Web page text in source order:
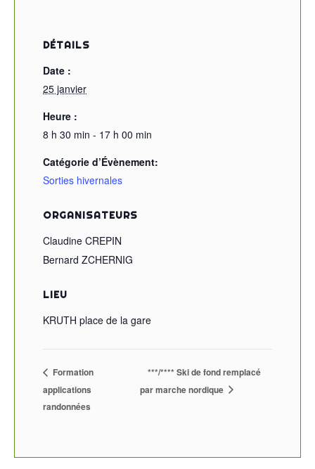
DÉTAILS
Date :
25 janvier
Heure :
8 h 30 min - 17 h 00 min
Catégorie d’Évènement:
Sorties hivernales
LIEU
KRUTH place de la gare
ORGANISATEURS
Claudine CREPIN
Bernard ZCHERNIG
Formation
applications
randonnées
***/**** Ski de fond remplacé
par marche nordique